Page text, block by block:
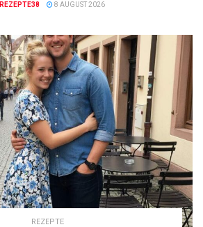
REZEPTE38 8 AUGUST 2026
REZEPTE